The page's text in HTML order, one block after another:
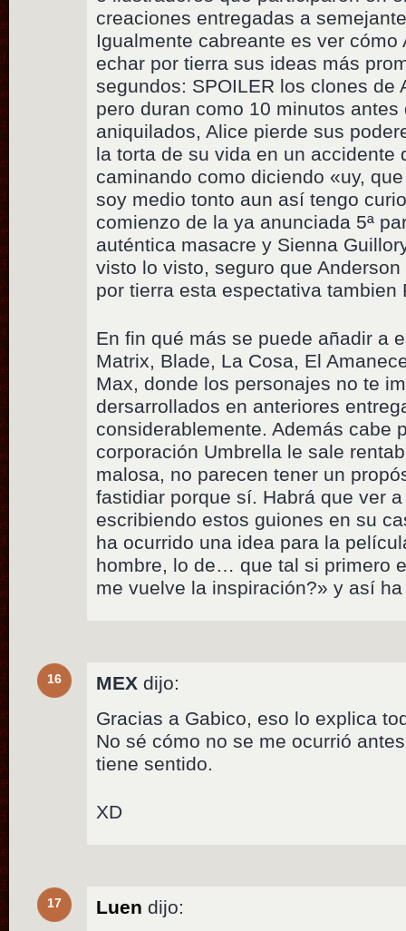
creaciones entregadas a
Igualmente cabreante es ver
echar por tierra sus ideas más
segundos: SPOILER los clones de
pero duran como 10 minutos
aniquilados, Alice pierde sus
la torta de su vida en un accidente
caminando como diciendo «uy,
soy medio tonto aun así tengo
comienzo de la ya anunciada 5ª
auténtica masacre y Sienna
visto lo visto, seguro que
por tierra esta espectativa tambien
En fin qué más se puede añadir a
Matrix, Blade, La Cosa, El
Max, donde los personajes no te
dersarrollados en anteriores
considerablemente. Además cabe
corporación Umbrella le sale
malosa, no parecen tener un
fastidiar porque sí. Habrá que ver
escribiendo estos guiones en su
ha ocurrido una idea para la
hombre, lo de… que tal si primero
me vuelve la inspiración?» y así
16 MEX dijo:
Gracias a Gabico, eso lo explica
No sé cómo no se me ocurrió
tiene sentido.
XD
17 Luen dijo: